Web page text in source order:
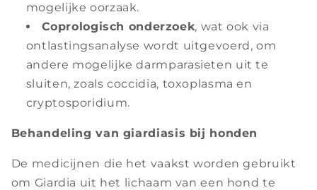
mogelijke oorzaak.
Coprologisch onderzoek, wat ook via
ontlastingsanalyse wordt uitgevoerd, om
andere mogelijke darmparasieten uit te
sluiten, zoals coccidia, toxoplasma en
cryptosporidium.
Behandeling van giardiasis bij honden
De medicijnen die het vaakst worden gebruikt
om Giardia uit het lichaam van een hond te